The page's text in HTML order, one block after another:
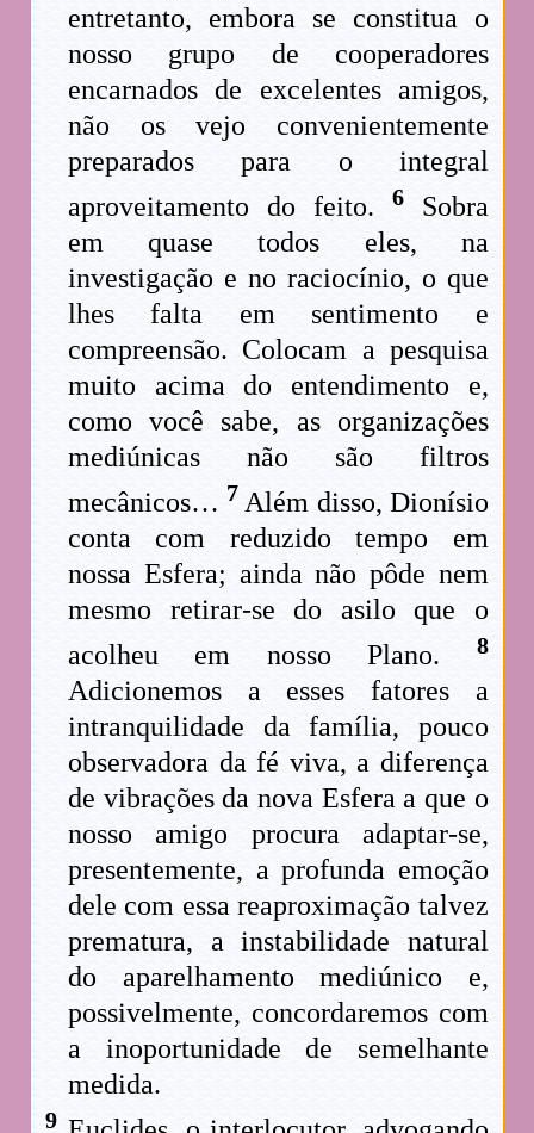
entretanto, embora se constitua o
nosso grupo de cooperadores
encarnados de excelentes amigos,
não os vejo convenientemente
preparados para o integral
aproveitamento do feito. 6Sobra
em quase todos eles, na
investigação e no raciocínio, o que
lhes falta em sentimento e
compreensão. Colocam a pesquisa
muito acima do entendimento e,
como você sabe, as organizações
mediúnicas não são filtros
mecânicos… 7 Além disso, Dionísio
conta com reduzido tempo em
nossa Esfera; ainda não pôde nem
mesmo retirar-se do asilo que o
acolheu em nosso Plano. 8
Adicionemos a esses fatores a
intranquilidade da família, pouco
observadora da fé viva, a diferença
de vibrações da nova Esfera a que o
nosso amigo procura adaptar-se,
presentemente, a profunda emoção
dele com essa reaproximação talvez
prematura, a instabilidade natural
do aparelhamento mediúnico e,
possivelmente, concordaremos com
a inoportunidade de semelhante
medida.
9